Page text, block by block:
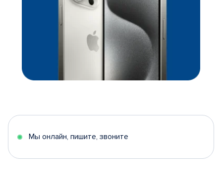
Мы онлайн, пишите, звоните